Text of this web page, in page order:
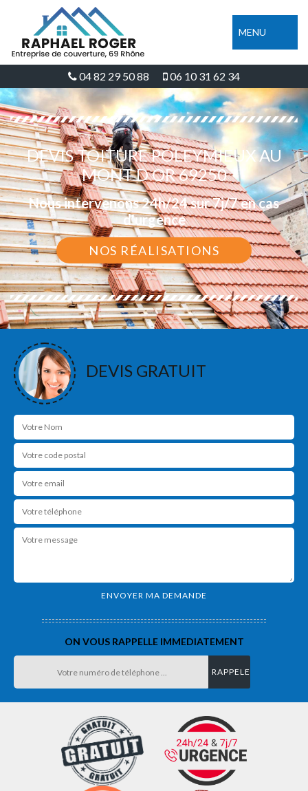
MENU
04 82 29 50 88 06 10 31 62 34
DEVIS TOITURE POLEYMIEUX AU
MONT D OR 69250
Nous intervenons 24h/24 sur 7j/7 en cas
d'urgence
NOS RÉALISATIONS
DEVIS GRATUIT
ON VOUS RAPPELLE IMMEDIATEMENT